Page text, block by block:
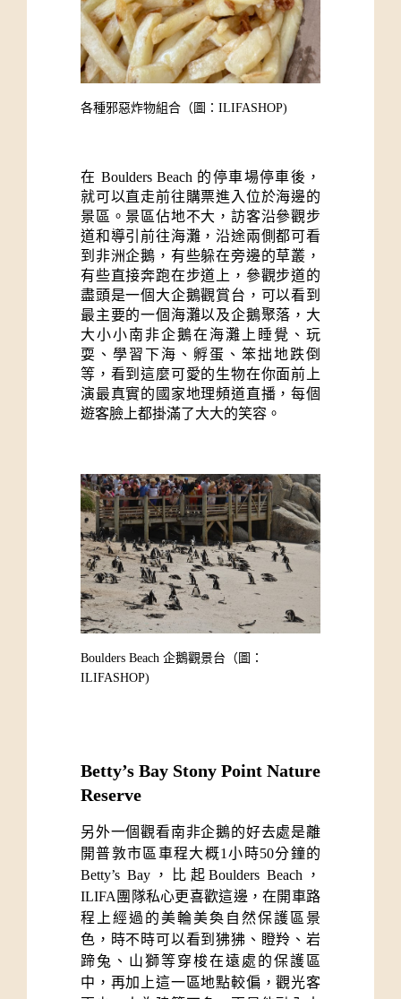
各種邪惡炸物組合（圖：ILIFASHOP)
在 Boulders Beach 的停車場停車後，
就可以直走前往購票進入位於海邊的
景區。景區佔地不大，訪客沿參觀步
道和導引前往海灘，沿途兩側都可看
到非洲企鵝，有些躲在旁邊的草叢，
有些直接奔跑在步道上，參觀步道的
盡頭是一個大企鵝觀賞台，可以看到
最主要的一個海灘以及企鵝聚落，大
大小小南非企鵝在海灘上睡覺、玩
耍、學習下海、孵蛋、笨拙地跌倒
等，看到這麼可愛的生物在你面前上
演最真實的國家地理頻道直播，每個
遊客臉上都掛滿了大大的笑容。
Boulders Beach 企鵝觀景台 （圖：
ILIFASHOP)
Betty’s Bay Stony Point Nature
Reserve
另外一個觀看南非企鵝的好去處是離
開普敦市區車程大概1小時50分鐘的
Betty’s Bay，比起Boulders Beach，
ILIFA團隊私心更喜歡這邊，在開車路
程上經過的美輪美奐自然保護區景
色，時不時可以看到狒狒、瞪羚、岩
蹄兔、山獅等穿梭在遠處的保護區
中，再加上這一區地點較偏，觀光客